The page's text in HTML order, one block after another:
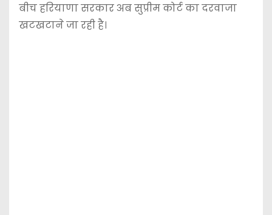
बीच हरियाणा सरकार अब सुप्रीम कोर्ट का दरवाजा
खटखटाने जा रही है।